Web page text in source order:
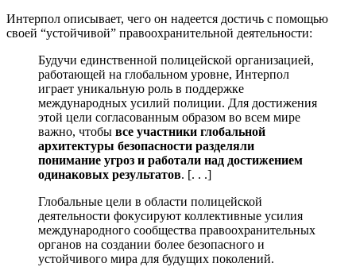
Интерпол описывает, чего он надеется достичь с помощью
своей “устойчивой” правоохранительной деятельности:
Будучи единственной полицейской организацией,
работающей на глобальном уровне, Интерпол
играет уникальную роль в поддержке
международных усилий полиции. Для достижения
этой цели согласованным образом во всем мире
важно, чтобы все участники глобальной
архитектуры безопасности разделяли
понимание угроз и работали над достижением
одинаковых результатов. [. . .]
Глобальные цели в области полицейской
деятельности фокусируют коллективные усилия
международного сообщества правоохранительных
органов на создании более безопасного и
устойчивого мира для будущих поколений.